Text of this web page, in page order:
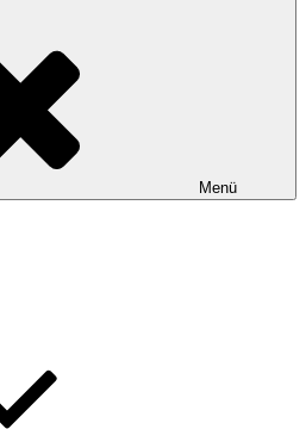
Menü